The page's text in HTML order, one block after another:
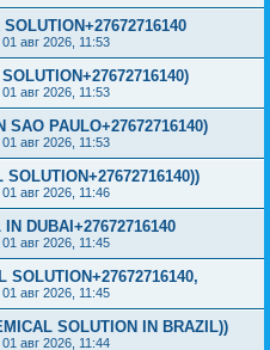
01 авг 2026, 11:53
01 авг 2026, 11:53
SAO PAULO+27672716140)
01 авг 2026, 11:53
01 авг 2026, 11:46
DUBAI+27672716140
01 авг 2026, 11:45
SOLUTION+27672716140,
01 авг 2026, 11:45
SOLUTION IN BRAZIL))
01 авг 2026, 11:44